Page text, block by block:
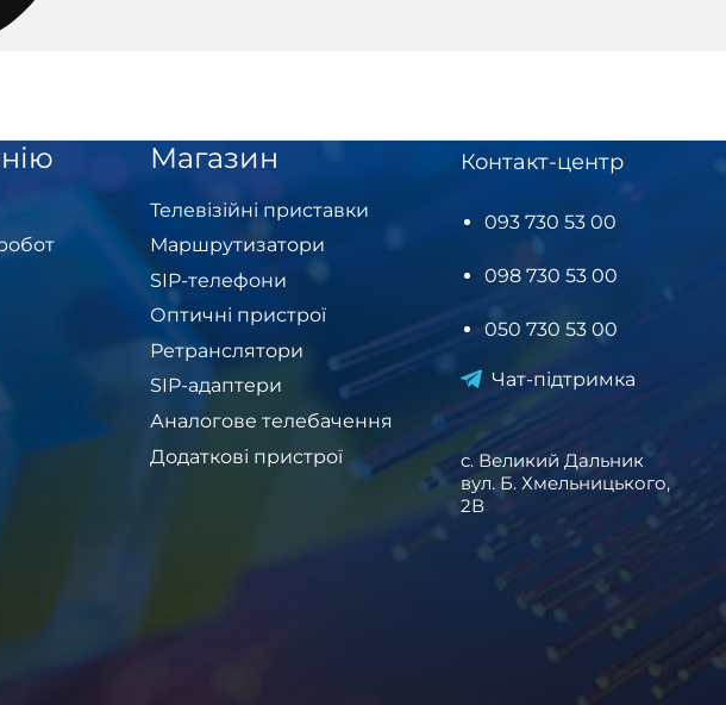
Магазин
Телевізійні приставки
Маршрутизатори
SIP-телефони
Оптичні пристрої
Ретранслятори
SIP-адаптери
Аналогове телебачення
Додаткові пристрої
Контакт-центр
093 730 53 00
098 730 53 00
050 730 53 00
Чат-підтримка
c. Великий Дальник
вул. Б. Хмельницького,
2В